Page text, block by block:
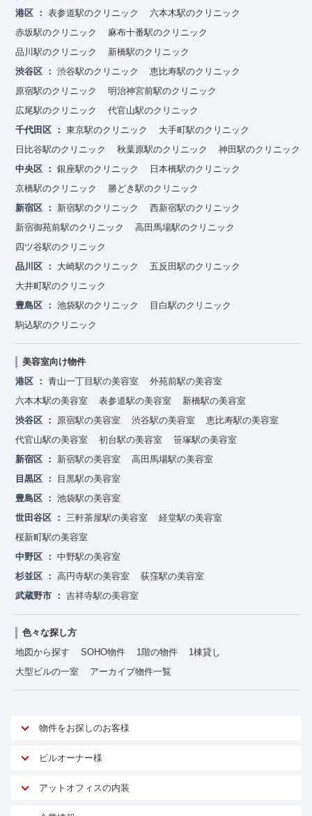
港区
表参道駅のクリニック
六本木駅のクリニック
赤坂駅のクリニック
麻布十番駅のクリニック
品川駅のクリニック
新橋駅のクリニック
渋谷区
渋谷駅のクリニック
恵比寿駅のクリニック
原宿駅のクリニック
明治神宮前駅のクリニック
広尾駅のクリニック
代官山駅のクリニック
千代田区
東京駅のクリニック
大手町駅のクリニック
日比谷駅のクリニック
秋葉原駅のクリニック
神田駅のクリニック
中央区
銀座駅のクリニック
日本橋駅のクリニック
京橋駅のクリニック
勝どき駅のクリニック
新宿区
新宿駅のクリニック
西新宿駅のクリニック
新宿御苑前駅のクリニック
高田馬場駅のクリニック
四ツ谷駅のクリニック
品川区
大崎駅のクリニック
五反田駅のクリニック
大井町駅のクリニック
豊島区
池袋駅のクリニック
目白駅のクリニック
駒込駅のクリニック
美容室向け物件
港区
青山一丁目駅の美容室
外苑前駅の美容室
六本木駅の美容室
表参道駅の美容室
新橋駅の美容室
渋谷区
原宿駅の美容室 渋谷駅の美容室
恵比寿駅の美容室
代官山駅の美容室
初台駅の美容室
笹塚駅の美容室
新宿区
新宿駅の美容室
高田馬場駅の美容室
目黒区
目黒駅の美容室
豊島区
池袋駅の美容室
世田谷区
三軒茶屋駅の美容室
経堂駅の美容室
桜新町駅の美容室
中野区
中野駅の美容室
杉並区
高円寺駅の美容室
荻窪駅の美容室
武蔵野市
吉祥寺駅の美容室
色々な探し方
地図から探す
SOHO物件 1階の物件
1棟貸し
大型ビルの一室
アーカイブ物件一覧
物件をお探しのお客様
アットオフィスが選ばれる理由
ご契約者様インタビュー
ビルオーナー様
オーナー様向けサービス
アットオフィスの内装
サービス内容